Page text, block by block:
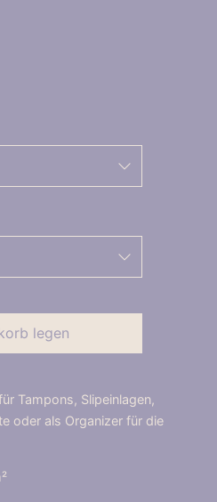
legen
Tampons, Slipeinlagen,
oder als Organizer für die
²